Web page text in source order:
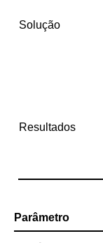
Solução
Resultados
Parâmetro